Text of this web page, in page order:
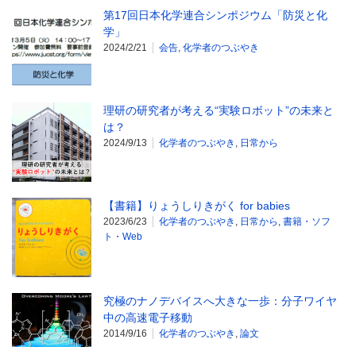
第17回日本化学連合シンポジウム「防災と化
学」
2024/2/21 会告 化学者のつぶやき
理研の研究者が考える“実験ロボット”の未来と
は？
2024/9/13 化学者のつぶやき 日常から
【書籍】りょうしりきがく for babies
2023/6/23 化学者のつぶやき 日常から 書籍・ソフ
ト・Web
究極のナノデバイスへ大きな一歩：分子ワイヤ
中の高速電子移動
2014/9/16 化学者のつぶやき 論文